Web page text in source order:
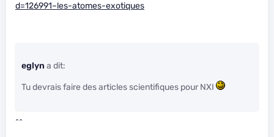
d=126991–les-atomes-exotiques
eglyn a dit:
Tu devrais faire des articles scientifiques pour NXI
^^